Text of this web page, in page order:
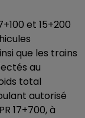
et 15+200
que les trains
au
total
autorisé
17+700, à